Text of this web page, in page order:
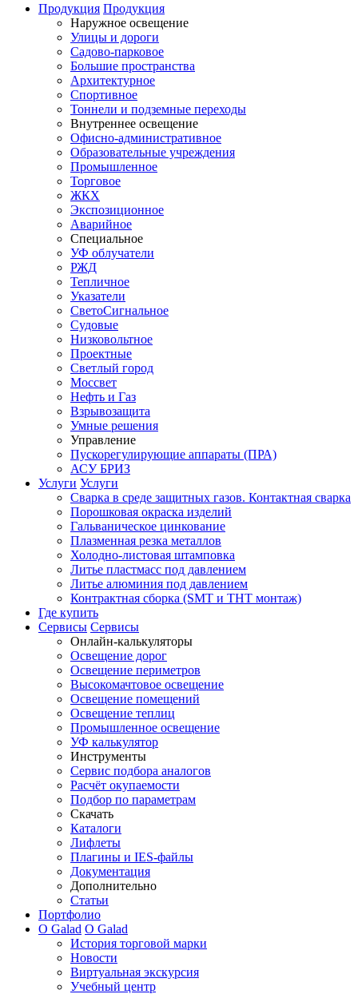
Продукция Продукция
Наружное освещение
Улицы и дороги
Садово-парковое
Большие пространства
Архитектурное
Спортивное
Тоннели и подземные переходы
Внутреннее освещение
Офисно-административное
Образовательные учреждения
Промышленное
Торговое
ЖКХ
Экспозиционное
Аварийное
Специальное
УФ облучатели
РЖД
Тепличное
Указатели
СветоСигнальное
Судовые
Низковольтное
Проектные
Светлый город
Моссвет
Нефть и Газ
Взрывозащита
Умные решения
Управление
Пускорегулирующие аппараты (ПРА)
АСУ БРИЗ
Услуги Услуги
Сварка в среде защитных газов. Контактная сварка
Порошковая окраска изделий
Гальваническое цинкование
Плазменная резка металлов
Холодно-листовая штамповка
Литье пластмасс под давлением
Литье алюминия под давлением
Контрактная сборка (SMT и THT монтаж)
Где купить
Сервисы Сервисы
Онлайн-калькуляторы
Освещение дорог
Освещение периметров
Высокомачтовое освещение
Освещение помещений
Освещение теплиц
Промышленное освещение
УФ калькулятор
Инструменты
Сервис подбора аналогов
Расчёт окупаемости
Подбор по параметрам
Скачать
Каталоги
Лифлеты
Плагины и IES-файлы
Документация
Дополнительно
Статьи
Портфолио
О Galad О Galad
История торговой марки
Новости
Виртуальная экскурсия
Учебный центр